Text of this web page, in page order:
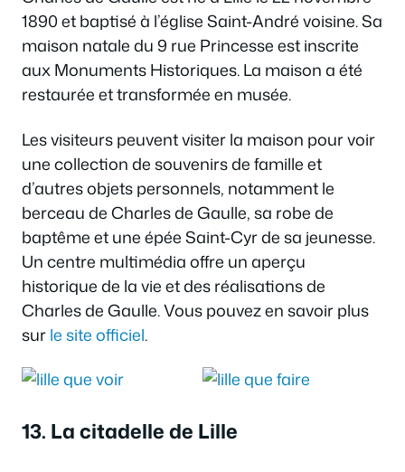
1890 et baptisé à l’église Saint-André voisine. Sa
maison natale du 9 rue Princesse est inscrite
aux Monuments Historiques. La maison a été
restaurée et transformée en musée.
Les visiteurs peuvent visiter la maison pour voir
une collection de souvenirs de famille et
d’autres objets personnels, notamment le
berceau de Charles de Gaulle, sa robe de
baptême et une épée Saint-Cyr de sa jeunesse.
Un centre multimédia offre un aperçu
historique de la vie et des réalisations de
Charles de Gaulle. Vous pouvez en savoir plus
surle site officiel.
13. La citadelle de Lille